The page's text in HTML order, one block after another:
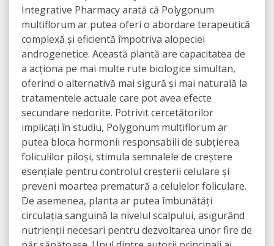
Integrative Pharmacy arată că Polygonum
multiflorum ar putea oferi o abordare terapeutică
complexă și eficientă împotriva alopeciei
androgenetice. Această plantă are capacitatea de
a acționa pe mai multe rute biologice simultan,
oferind o alternativă mai sigură și mai naturală la
tratamentele actuale care pot avea efecte
secundare nedorite. Potrivit cercetătorilor
implicați în studiu, Polygonum multiflorum ar
putea bloca hormonii responsabili de subțierea
foliculilor piloși, stimula semnalele de creștere
esențiale pentru controlul creșterii celulare și
preveni moartea prematură a celulelor foliculare.
De asemenea, planta ar putea îmbunătăți
circulația sanguină la nivelul scalpului, asigurând
nutrienții necesari pentru dezvoltarea unor fire de